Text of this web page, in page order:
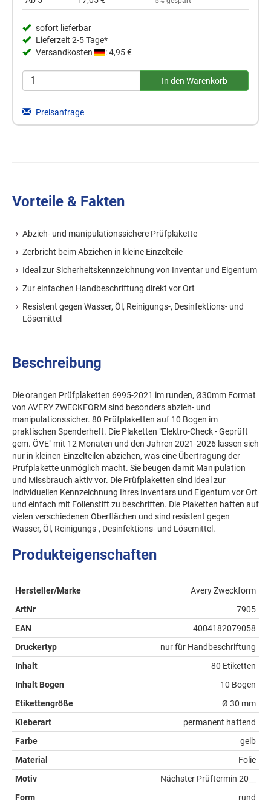
sofort lieferbar
Lieferzeit 2-5 Tage*
Versandkosten
: 4,95 €
Preisanfrage
Vorteile & Fakten
Abzieh- und manipulationssichere Prüfplakette
Zerbricht beim Abziehen in kleine Einzelteile
Ideal zur Sicherheitskennzeichnung von Inventar und Eigentum
Zur einfachen Handbeschriftung direkt vor Ort
Resistent gegen Wasser, Öl, Reinigungs-, Desinfektions- und
Lösemittel
Beschreibung
Die orangen Prüfplaketten 6995-2021 im runden, Ø30mm Format
von AVERY ZWECKFORM sind besonders abzieh- und
manipulationssicher. 80 Prüfplaketten auf 10 Bogen im
praktischen Spenderheft. Die Plaketten "Elektro-Check - Geprüft
gem. ÖVE" mit 12 Monaten und den Jahren 2021-2026 lassen sich
nur in kleinen Einzelteilen abziehen, was eine Übertragung der
Prüfplakette unmöglich macht. Sie beugen damit Manipulation
und Missbrauch aktiv vor. Die Prüfplaketten sind ideal zur
individuellen Kennzeichnung Ihres Inventars und Eigentum vor Ort
und einfach mit Folienstift zu beschriften. Die Plaketten haften auf
vielen verschiedenen Oberflächen und sind resistent gegen
Wasser, Öl, Reinigungs-, Desinfektions- und Lösemittel.
Produkteigenschaften
Hersteller/Marke
Avery Zweckform
ArtNr
7905
EAN
4004182079058
Druckertyp
nur für Handbeschriftung
Inhalt
80 Etiketten
Inhalt Bogen
10 Bogen
Etikettengröße
Ø 30 mm
Kleberart
permanent haftend
Farbe
gelb
Material
Folie
Motiv
Nächster Prüftermin 20__
Form
rund